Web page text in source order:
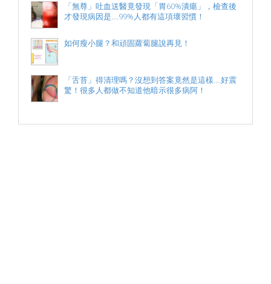
「無尊」吐血送醫竟發現「胃60%潰瘍」，檢查後
才發現病因是....99%人都有這項壞習慣！
如何瘦小腿？和頑固蘿蔔腿說再見！
「舌苔」得清理嗎？沒想到答案竟然是這樣....好震
驚！很多人都做不知道他暗示很多病阿！